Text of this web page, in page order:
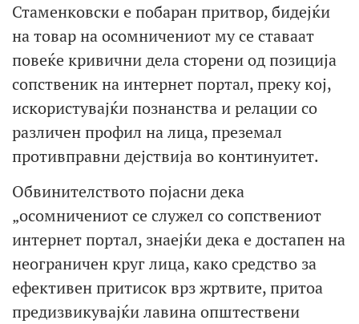
Стаменковски е побаран притвор, бидејќи
на товар на осомничениот му се ставаат
повеќе кривични дела сторени од позиција
сопственик на интернет портал, преку кој,
искористувајќи познанства и релации со
различен профил на лица, преземал
противправни дејствија во континуитет.
Обвинителството појасни дека
„осомничениот се служел со сопствениот
интернет портал, знаејќи дека е достапен на
неограничен круг лица, како средство за
ефективен притисок врз жртвите, притоа
предизвикувајќи лавина општествени